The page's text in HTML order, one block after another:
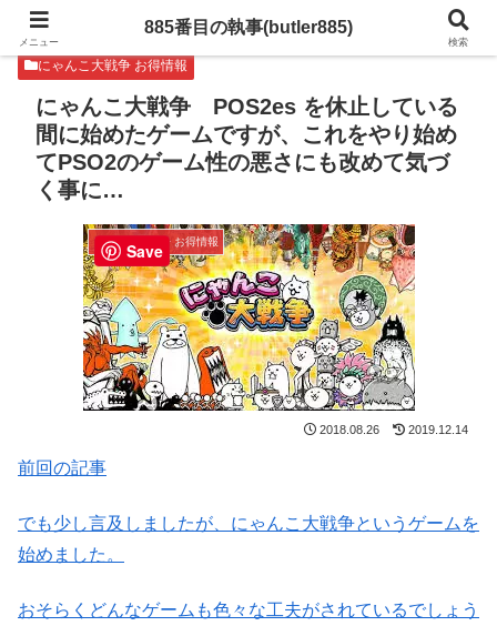
にゃんこ大戦争 お得情報
にゃんこ大戦争 POS2es を休止している
間に始めたゲームですが、これをやり始め
てPSO2のゲーム性の悪さにも改めて気づ
く事に…
にゃんこ大戦争 お得情報
2018.08.26 2019.12.14
前回の記事
でも少し言及しましたが、にゃんこ大戦争というゲームを
始めました。
おそらくどんなゲームも色々な工夫がされているでしょう
メニュー
885番目の執事(butler885)
検索
Save